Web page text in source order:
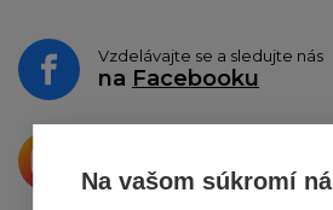
Vzdelávajte se a sledujte nás
na Facebooku
o zdieľanie na
Na vašom súkromí